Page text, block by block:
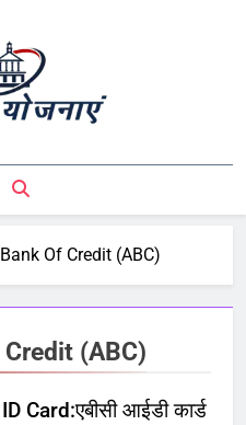
Yojnaye
| Central Government
Government Schemes |
| Place To Find All The
Of Credit (ABC)
(ABC)
Card:एबीसी आईडी कार्ड